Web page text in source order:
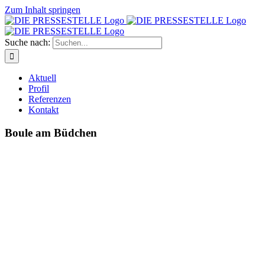
Zum Inhalt springen
Suche nach:
Aktuell
Profil
Referenzen
Kontakt
Boule am Büdchen